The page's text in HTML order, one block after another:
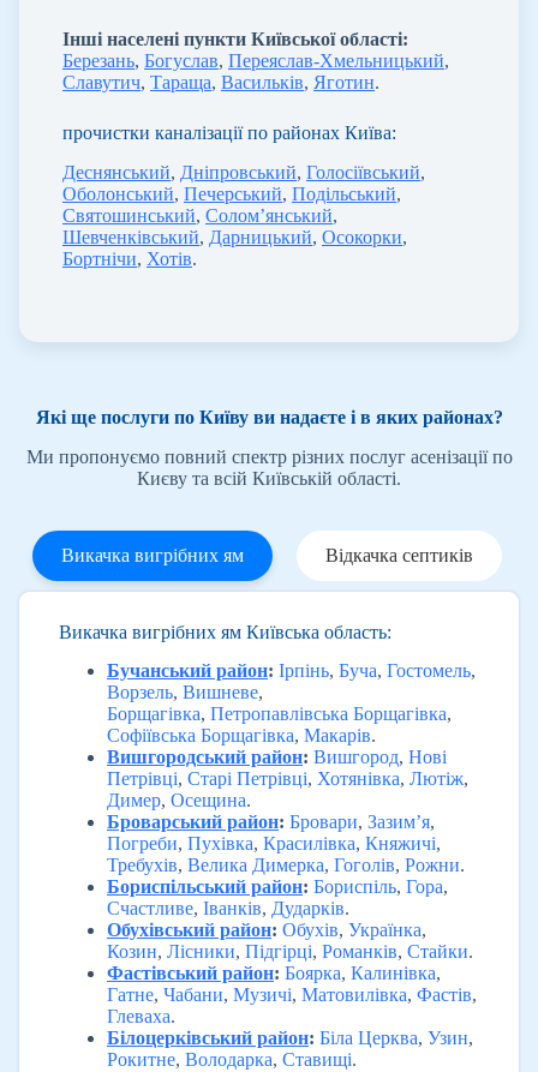
Інші населені пункти Київської області:
Березань, Богуслав, Переяслав-Хмельницький,
Славутич, Тараща, Васильків, Яготин.
прочистки каналізації по районах Київа:
Деснянський, Дніпровський, Голосіївський,
Оболонський, Печерський, Подільський,
Святошинський, Солом’янський,
Шевченківський, Дарницький, Осокорки,
Бортнічи, Хотів.
Які ще послуги по Київу ви надаєте і в яких районах?
Ми пропонуємо повний спектр різних послуг асенізації по
Києву та всій Київській області.
Викачка вигрібних ям Відкачка септиків
Викачка вигрібних ям Київська область:
Бучанський район: Ірпінь, Буча, Гостомель,
Ворзель, Вишневе,
Борщагівка, Петропавлівська Борщагівка,
Софіївська Борщагівка, Макарів.
Вишгородський район: Вишгород, Нові
Петрівці, Старі Петрівці, Хотянівка, Лютіж,
Димер, Осещина.
Броварський район: Бровари, Зазим’я,
Погреби, Пухівка, Красилівка, Княжичі,
Требухів, Велика Димерка, Гоголів, Рожни.
Бориспільський район: Бориспіль, Гора,
Счастливе, Іванків, Дударків.
Обухівський район: Обухів, Українка,
Козин, Лісники, Підгірці, Романків, Стайки.
Фастівський район: Боярка, Калинівка,
Гатне, Чабани, Музичі, Матовилівка, Фастів,
Глеваха.
Білоцерківський район: Біла Церква, Узин,
Рокитне, Володарка, Ставищі.